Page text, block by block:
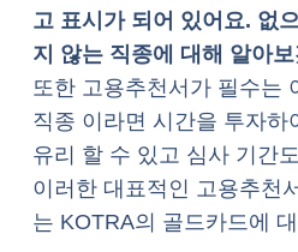
고 표시가 되어 있어요. 없
지 않는 직종에 대해 알아
또한 고용추천서가 필수는
직종 이라면 시간을 투자하
유리 할 수 있고 심사 기간
이러한 대표적인 고용추천
는 KOTRA의 골드카드에